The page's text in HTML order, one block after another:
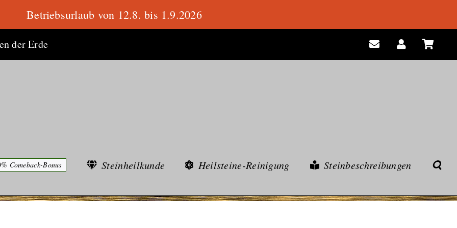
der Erde
Comeback-Bonus Steinheilkunde Heilsteine-Reinigung Steinbeschreibungen
Betriebsurlaub von 12.8. bis 1.9.2026